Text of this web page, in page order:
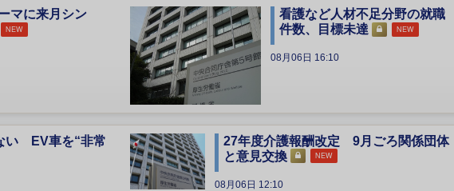
マに来月シン
NEW
看護など人材不足分野の就職
件数、目標未達
NEW
08月06日 16:10
い EV車を“非常
27年度介護報酬改定 9月ごろ関係団体
と意見交換
NEW
08月06日 12:10